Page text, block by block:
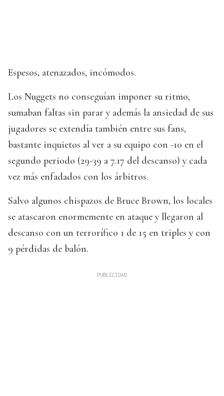
Espesos, atenazados, incómodos.
Los Nuggets no conseguían imponer su ritmo,
sumaban faltas sin parar y además la ansiedad de sus
jugadores se extendía también entre sus fans,
bastante inquietos al ver a su equipo con -10 en el
segundo periodo (29-39 a 7.17 del descanso) y cada
vez más enfadados con los árbitros.
Salvo algunos chispazos de Bruce Brown, los locales
se atascaron enormemente en ataque y llegaron al
descanso con un terrorífico 1 de 15 en triples y con
9 pérdidas de balón.